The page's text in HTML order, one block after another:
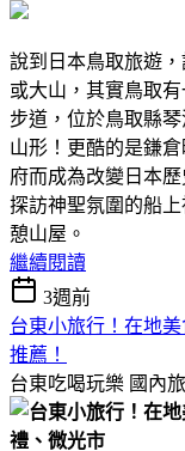
說到日本鳥取旅遊
或大山，其實鳥取
步道，位於鳥取縣
山形！更酷的是鎌
府而成為改變日本
探訪神聖氛圍的船
憩山屋。
繼續閱讀
3週前
台東小旅行！在地
推薦！
台東吃喝玩樂 國內